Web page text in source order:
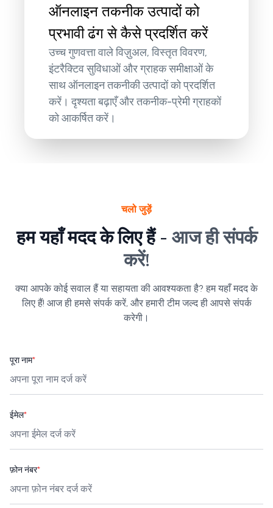
ऑनलाइन तकनीक उत्पादों को
प्रभावी ढंग से कैसे प्रदर्शित करें
उच्च गुणवत्ता वाले विज़ुअल, विस्तृत विवरण,
इंटरैक्टिव सुविधाओं और ग्राहक समीक्षाओं के
साथ ऑनलाइन तकनीकी उत्पादों को प्रदर्शित
करें। दृश्यता बढ़ाएँ और तकनीक-प्रेमी ग्राहकों
को आकर्षित करें।
चलो जुड़ें
हम यहाँ मदद के लिए हैं - आज ही संपर्क
करें!
क्या आपके कोई सवाल हैं या सहायता की आवश्यकता है? हम यहाँ मदद के
लिए हैं! आज ही हमसे संपर्क करें, और हमारी टीम जल्द ही आपसे संपर्क
करेगी।
पूरा नाम*
ईमेल*
फ़ोन नंबर*